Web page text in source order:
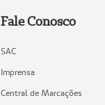
Fale Conosco
SAC
Imprensa
Central de Marcações